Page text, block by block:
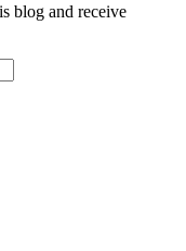
blog and receive